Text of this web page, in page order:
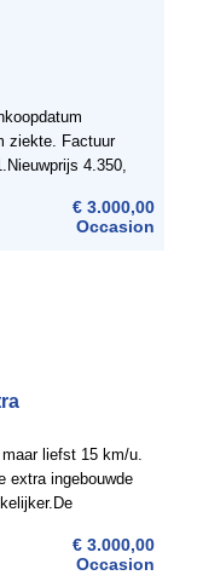
ziekte. Factuur
4.350,
60 is de ...
€ 3.000,00
Occasion
liefst 15 km/u.
extra ingebouwde
gereden. ...
€ 3.000,00
Occasion